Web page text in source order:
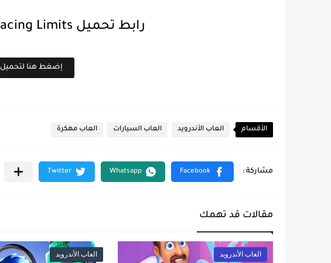
رابط تحميل Racing Limits مهكرة 2024
إضغط هنا لتحميل
الأقسام العاب الأندرويد العاب السيارات العاب مهكرة
مقالات قد تهمك
العاب الأندرويد العاب الأندرويد